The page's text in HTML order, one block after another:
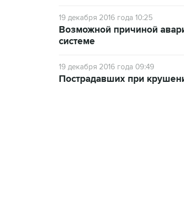
19 декабря 2016 года 10:25
Возможной причиной
системе
19 декабря 2016 года 09:49
Пострадавших при